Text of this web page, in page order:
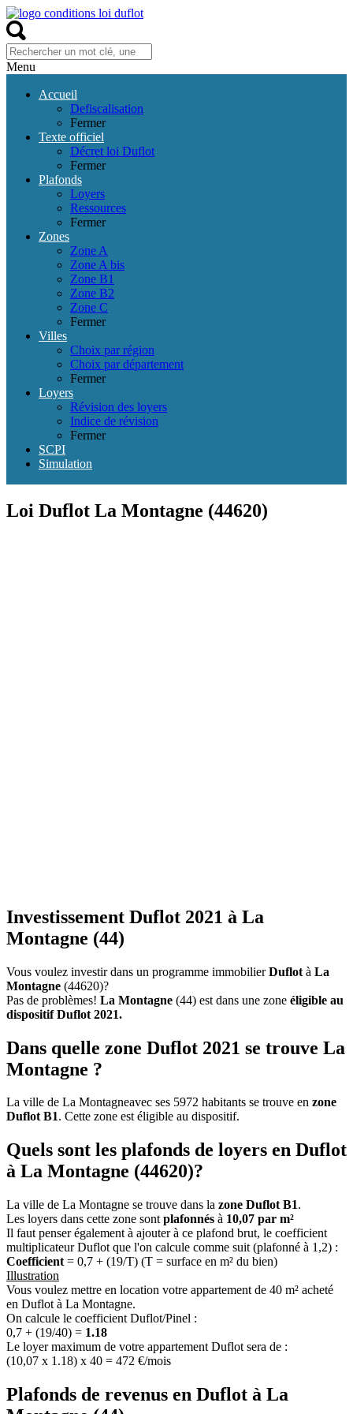
Menu
Accueil
Defiscalisation
Fermer
Texte officiel
Décret loi Duflot
Fermer
Plafonds
Loyers
Ressources
Fermer
Zones
Zone A
Zone A bis
Zone B1
Zone B2
Zone C
Fermer
Villes
Choix par région
Choix par département
Fermer
Loyers
Révision des loyers
Indice de révision
Fermer
SCPI
Simulation
Loi Duflot La Montagne (44620)
Investissement Duflot 2021 à La
Montagne (44)
Vous voulez investir dans un programme immobilierDuflot à La
Montagne (44620)?
Pas de problèmes! La Montagne (44) est dans une zone éligible au
dispositif Duflot 2021.
Dans quelle zone Duflot 2021 se trouve La
Montagne ?
La ville de La Montagneavec ses 5972 habitants se trouve en zone
Duflot B1. Cette zone est éligible au dispositif.
Quels sont les plafonds de loyers en Duflot
à La Montagne (44620)?
La ville de La Montagne se trouve dans la zone Duflot B1.
Les loyers dans cette zone sont plafonnés à 10,07 par m²
Il faut penser également à ajouter à ce plafond brut, le coefficient
multiplicateur Duflot que l'on calcule comme suit (plafonné à 1,2) :
Coefficient = 0,7 + (19/T) (T = surface en m² du bien)
Illustration
Vous voulez mettre en location votre appartement de 40 m² acheté
en Duflot à La Montagne.
On calcule le coefficient Duflot/Pinel :
0,7 + (19/40) = 1.18
Le loyer maximum de votre appartement Duflot sera de :
(10,07 x 1.18) x 40 = 472 €/mois
Plafonds de revenus en Duflot à La